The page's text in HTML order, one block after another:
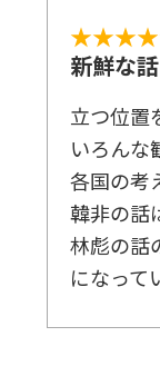
新鮮な
立つ位置
いろんな
各国の考
韓非の話
林彪の話
になって